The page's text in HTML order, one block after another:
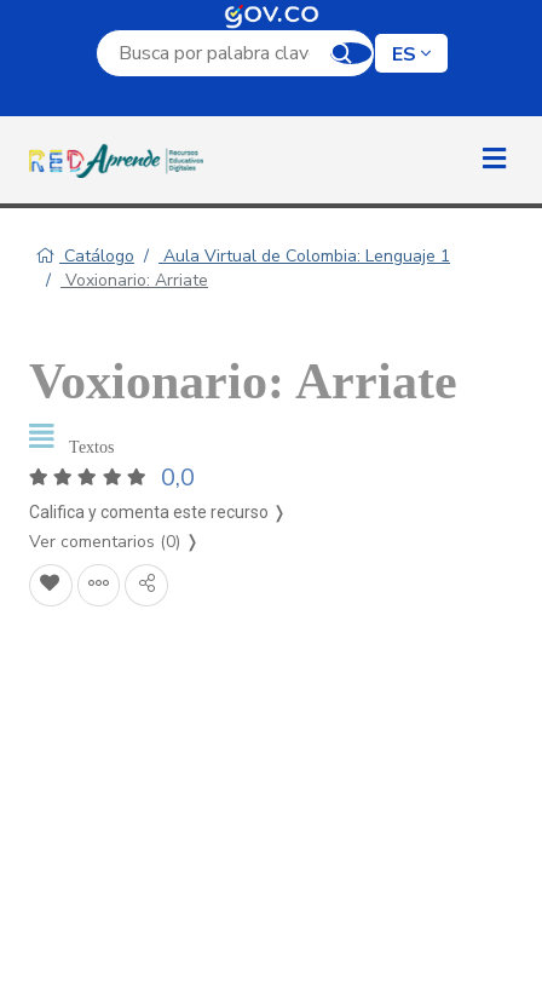
Campo de búsqueda por palabra clave
ES
Catálogo
Aula Virtual de Colombia: Lenguaje 1
Voxionario: Arriate
Voxionario: Arriate
Textos
0,0
Califica y comenta este recurso ❭
Ver comentarios (0) ❭